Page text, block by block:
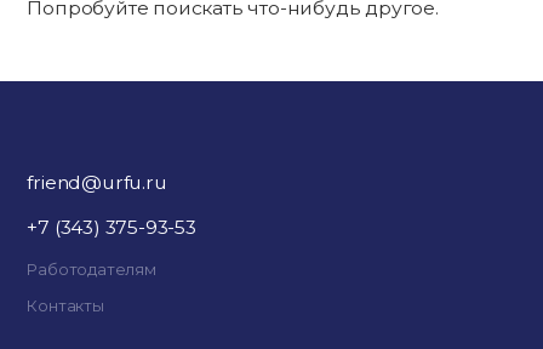
Попробуйте поискать что-нибудь другое.
friend@urfu.ru
+7 (343) 375-93-53
Работодателям
Контакты